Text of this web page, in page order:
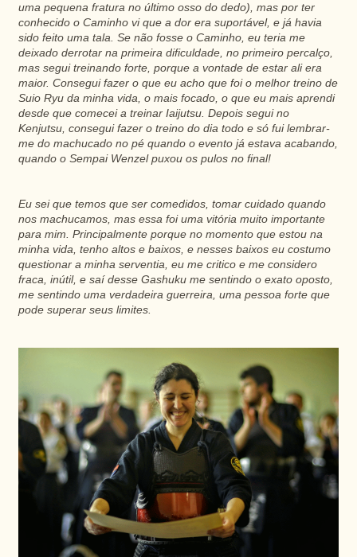
uma pequena fratura no último osso do dedo), mas por ter
conhecido o Caminho vi que a dor era suportável, e já havia
sido feito uma tala. Se não fosse o Caminho, eu teria me
deixado derrotar na primeira dificuldade, no primeiro percalço,
mas segui treinando forte, porque a vontade de estar ali era
maior. Consegui fazer o que eu acho que foi o melhor treino de
Suio Ryu da minha vida, o mais focado, o que eu mais aprendi
desde que comecei a treinar Iaijutsu. Depois segui no
Kenjutsu, consegui fazer o treino do dia todo e só fui lembrar-
me do machucado no pé quando o evento já estava acabando,
quando o Sempai Wenzel puxou os pulos no final!
Eu sei que temos que ser comedidos, tomar cuidado quando
nos machucamos, mas essa foi uma vitória muito importante
para mim. Principalmente porque no momento que estou na
minha vida, tenho altos e baixos, e nesses baixos eu costumo
questionar a minha serventia, eu me critico e me considero
fraca, inútil, e saí desse Gashuku me sentindo o exato oposto,
me sentindo uma verdadeira guerreira, uma pessoa forte que
pode superar seus limites.